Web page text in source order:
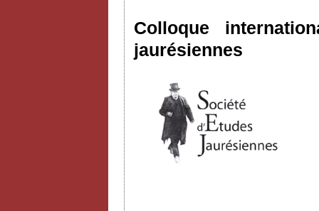
Colloque
jaurésiennes